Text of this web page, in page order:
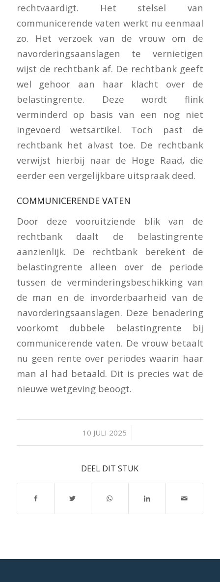
rechtvaardigt. Het stelsel van
communicerende vaten werkt nu eenmaal
zo. Het verzoek van de vrouw om de
navorderingsaanslagen te vernietigen
wijst de rechtbank af. De rechtbank geeft
wel gehoor aan haar klacht over de
belastingrente. Deze wordt flink
verminderd op basis van een nog niet
ingevoerd wetsartikel. Toch past de
rechtbank het alvast toe. De rechtbank
verwijst hierbij naar de Hoge Raad, die
eerder een vergelijkbare uitspraak deed.
COMMUNICERENDE VATEN
Door deze vooruitziende blik van de
rechtbank daalt de belastingrente
aanzienlijk. De rechtbank berekent de
belastingrente alleen over de periode
tussen de verminderingsbeschikking van
de man en de invorderbaarheid van de
navorderingsaanslagen. Deze benadering
voorkomt dubbele belastingrente bij
communicerende vaten. De vrouw betaalt
nu geen rente over periodes waarin haar
man al had betaald. Dit is precies wat de
nieuwe wetgeving beoogt.
10 JULI 2025
/
DEEL DIT STUK